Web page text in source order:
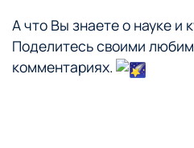
А что Вы знаете о науке и
Поделитесь своими
комментариях.